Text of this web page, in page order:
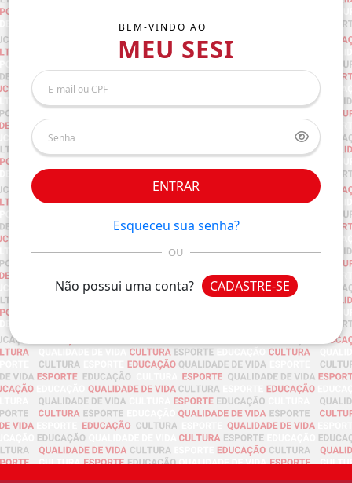
BEM-VINDO AO
MEU SESI
ENTRAR
Esqueceu sua senha?
OU
Não possui uma conta? CADASTRE-SE